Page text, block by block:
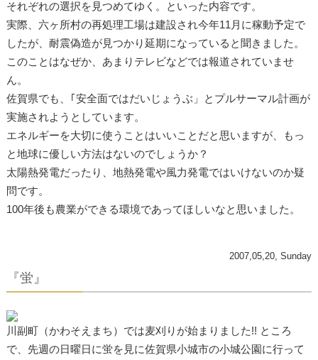
それぞれの選択を見つめてゆく。といった内容です。
実際、六ヶ所村の再処理工場は建設され今年11月に稼動予定で
したが、耐震偽造が見つかり延期になっていると聞きました。
このことはなぜか、あまりテレビなどでは報道されていませ
ん。
佐賀県でも、｢安全面ではだいじょうぶ」とプルサーマル計画が
実施されようとしています。
エネルギーを大切に使うことはいいことだと思いますが、もっ
と地球に優しい方法はないのでしょうか？
太陽熱発電だったり、地熱発電や風力発電ではいけないのか疑
問です。
100年後も農業ができる環境であってほしいなと思いました。
2007,05,20, Sunday
『蛍』
川副町（かわそえまち）では麦刈りが始まりました!! ところ
で、先週の日曜日に蛍を見に佐賀県小城市の小城公園に行って